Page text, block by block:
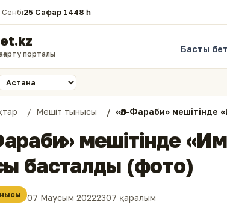
25 Сафар 1448 һ.
порталы Басты бет
Мешіт тынысы «Әл-Фараби»
мешітінде
басталды (фото)
07 Маусым 20222307 қаралым